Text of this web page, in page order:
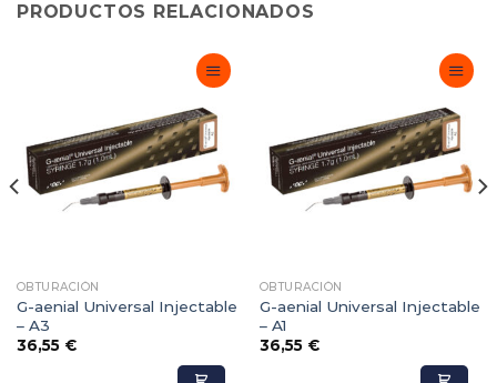
PRODUCTOS RELACIONADOS
Adicionar
Favoritos
OBTURACIÓN
G-aenial Universal Injectable
– A3
36,55 €
Adicionar
Favoritos
OBTURACIÓN
G-aenial Universal Injectable
– A1
36,55 €